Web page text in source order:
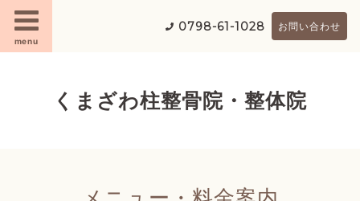
menu
0798-61-1028 お問い合わせ
くまざわ柱整骨院・整体院